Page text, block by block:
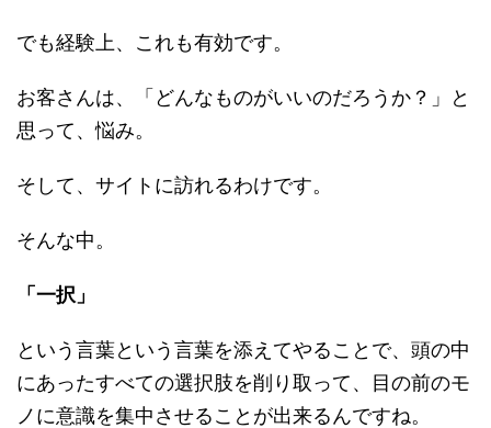
でも経験上、これも有効です。
お客さんは、「どんなものがいいのだろうか？」と
思って、悩み。
そして、サイトに訪れるわけです。
そんな中。
「一択」
という言葉という言葉を添えてやることで、頭の中
にあったすべての選択肢を削り取って、目の前のモ
ノに意識を集中させることが出来るんですね。